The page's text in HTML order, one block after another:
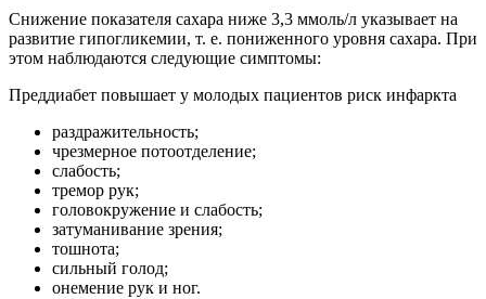
Снижение показателя сахара ниже 3,3 ммоль/л указывает на
развитие гипогликемии, т. е. пониженного уровня сахара. При
этом наблюдаются следующие симптомы:
Преддиабет повышает у молодых пациентов риск инфаркта
раздражительность;
чрезмерное потоотделение;
слабость;
тремор рук;
головокружение и слабость;
затуманивание зрения;
тошнота;
сильный голод;
онемение рук и ног.